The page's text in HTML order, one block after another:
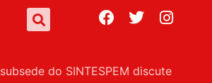
do SINTESPEM discute